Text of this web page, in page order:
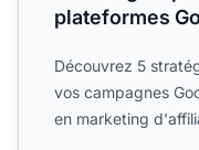
plateformes
Découvrez 5
vos campagnes
en marketing